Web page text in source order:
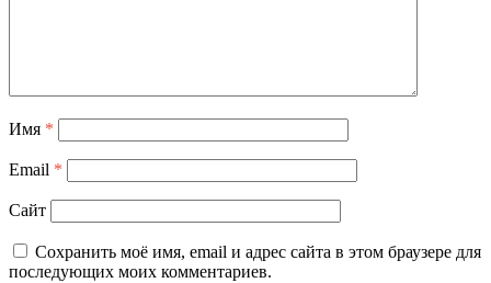
Имя *
Email *
Сайт
Сохранить моё имя, email и адрес сайта в этом браузере для
последующих моих комментариев.